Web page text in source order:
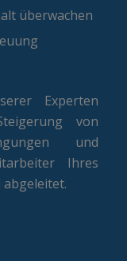
überwachen
Experten
von
und
Ihres